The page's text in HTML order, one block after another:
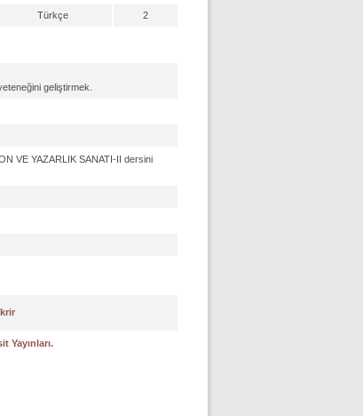
Türkçe 2
geliştirmek.
VE YAZARLIK SANATI-II dersini
Yayınları.